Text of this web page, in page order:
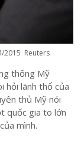
2015 Reuters
thống Mỹ
hỏi lãnh thổ của
thủ Mỹ nói
quốc gia to lớn
mình.